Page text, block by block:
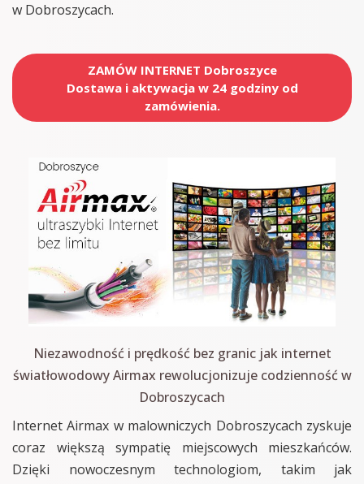
w Dobroszycach.
ZAMÓW INTERNET Dobroszyce
Dostawa i aktywacja w 24 godziny od
zamówienia.
Niezawodność i prędkość bez granic jak internet
światłowodowy Airmax rewolucjonizuje codzienność w
Dobroszycach
Internet Airmax w malowniczych Dobroszycach zyskuje
coraz większą sympatię miejscowych mieszkańców.
Dzięki nowoczesnym technologiom, takim jak